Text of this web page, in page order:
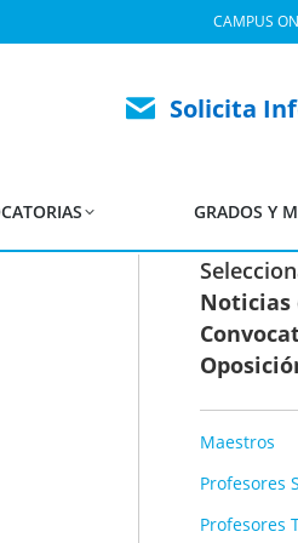
CAMPUS
Solicita
GRADOS Y
de 2024
Noticias
Maestros
Profesores
Profesores